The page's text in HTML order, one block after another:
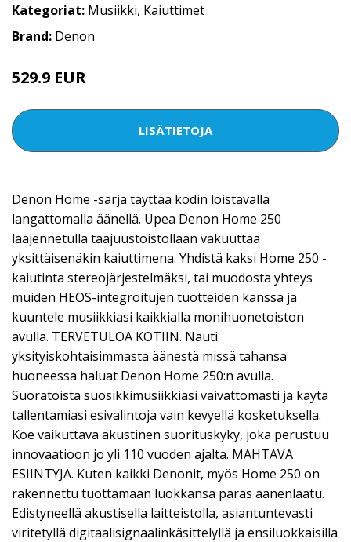
Kategoriat: Musiikki, Kaiuttimet
Brand: Denon
529.9 EUR
LISÄTIETOJA
Denon Home -sarja täyttää kodin loistavalla
langattomalla äänellä. Upea Denon Home 250
laajennetulla taajuustoistollaan vakuuttaa
yksittäisenäkin kaiuttimena. Yhdistä kaksi Home 250 -
kaiutinta stereojärjestelmäksi, tai muodosta yhteys
muiden HEOS-integroitujen tuotteiden kanssa ja
kuuntele musiikkiasi kaikkialla monihuonetoiston
avulla. TERVETULOA KOTIIN. Nauti
yksityiskohtaisimmasta äänestä missä tahansa
huoneessa haluat Denon Home 250:n avulla.
Suoratoista suosikkimusiikkiasi vaivattomasti ja käytä
tallentamiasi esivalintoja vain kevyellä kosketuksella.
Koe vaikuttava akustinen suorituskyky, joka perustuu
innovaatioon jo yli 110 vuoden ajalta. MAHTAVA
ESIINTYJÄ. Kuten kaikki Denonit, myös Home 250 on
rakennettu tuottamaan luokkansa paras äänenlaatu.
Edistyneellä akustisella laitteistolla, asiantuntevasti
viritetyllä digitaalisignaalinkäsittelyllä ja ensiluokkaisilla